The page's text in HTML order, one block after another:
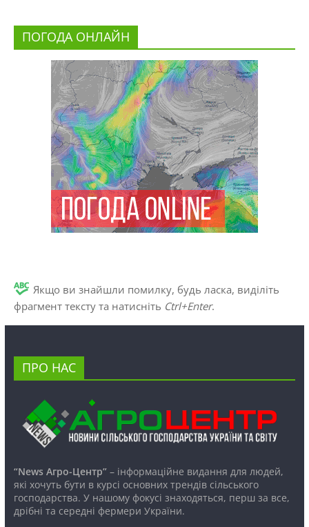
ПОГОДА ОНЛАЙН
Якщо ви знайшли помилку, будь ласка, виділіть
фрагмент тексту та натисніть Ctrl+Enter.
ПРО НАС
“News Агро-Центр”– інформаційне видання для людей,
які хочуть бути в курсі основних трендів сільського
господарства. У нашому фокусі знаходяться, перш за все,
дрібні та середні фермери України.